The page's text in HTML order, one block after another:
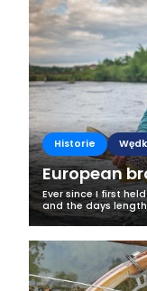
Historie
European
Ever since I first
and the days
favourite
the...